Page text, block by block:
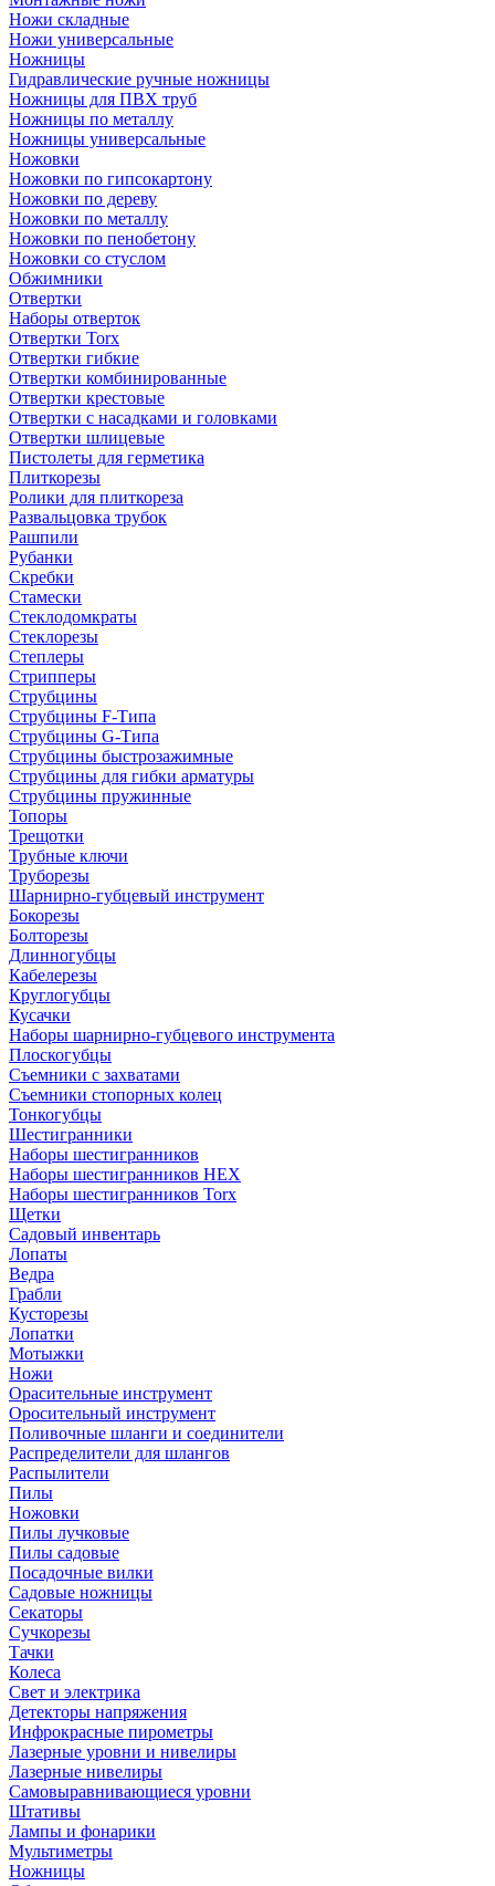
Ножи складные
Ножи универсальные
Ножницы
Гидравлические ручные ножницы
Ножницы для ПВХ труб
Ножницы по металлу
Ножницы универсальные
Ножовки
Ножовки по гипсокартону
Ножовки по дереву
Ножовки по металлу
Ножовки по пенобетону
Ножовки со стуслом
Обжимники
Отвертки
Наборы отверток
Отвертки Torx
Отвертки гибкие
Отвертки комбинированные
Отвертки крестовые
Отвертки с насадками и головками
Отвертки шлицевые
Пистолеты для герметика
Плиткорезы
Ролики для плиткореза
Развальцовка трубок
Рашпили
Рубанки
Скребки
Стамески
Стеклодомкраты
Стеклорезы
Степлеры
Стрипперы
Струбцины
Струбцины F-Типа
Струбцины G-Типа
Струбцины быстрозажимные
Струбцины для гибки арматуры
Струбцины пружинные
Топоры
Трещотки
Трубные ключи
Труборезы
Шарнирно-губцевый инструмент
Бокорезы
Болторезы
Длинногубцы
Кабелерезы
Круглогубцы
Кусачки
Наборы шарнирно-губцевого инструмента
Плоскогубцы
Съемники с захватами
Съемники стопорных колец
Тонкогубцы
Шестигранники
Наборы шестигранников
Наборы шестигранников HEX
Наборы шестигранников Torx
Щетки
Садовый инвентарь
Лопаты
Ведра
Грабли
Кусторезы
Лопатки
Мотыжки
Ножи
Орасительные инструмент
Оросительный инструмент
Поливочные шланги и соединители
Распределители для шлангов
Распылители
Пилы
Ножовки
Пилы лучковые
Пилы садовые
Посадочные вилки
Садовые ножницы
Секаторы
Сучкорезы
Тачки
Колеса
Свет и электрика
Детекторы напряжения
Инфрокрасные пирометры
Лазерные уровни и нивелиры
Лазерные нивелиры
Самовыравнивающиеся уровни
Штативы
Лампы и фонарики
Мультиметры
Ножницы